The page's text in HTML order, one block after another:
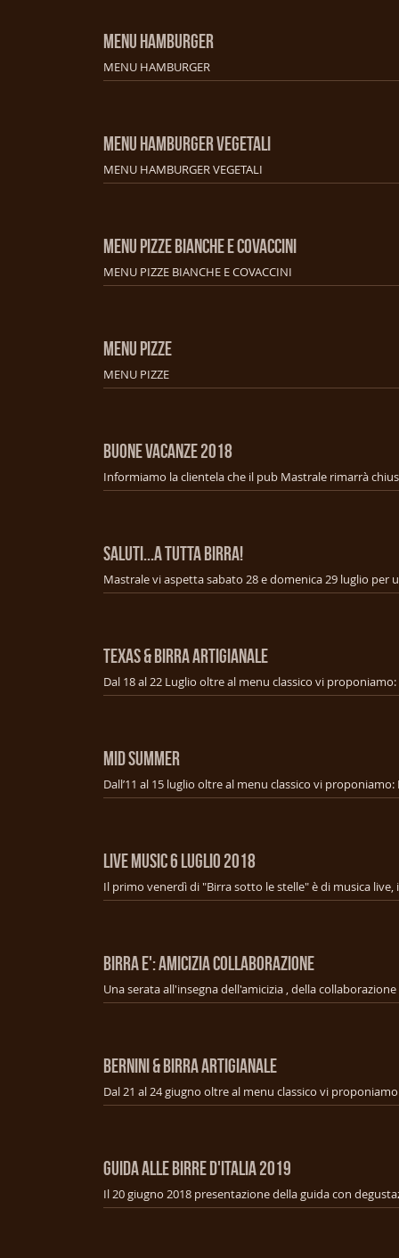
MENU HAMBURGER
MENU HAMBURGER
MENU HAMBURGER VEGETALI
MENU HAMBURGER VEGETALI
MENU PIZZE BIANCHE E COVACCINI
MENU PIZZE BIANCHE E COVACCINI
MENU PIZZE
MENU PIZZE
BUONE VACANZE 2018
SALUTI...A TUTTA BIRRA!
TEXAS & BIRRA ARTIGIANALE
MID SUMMER
LIVE MUSIC 6 Luglio 2018
BIRRA E': AMICIZIA COLLABORAZIONE
BERNINI & BIRRA ARTIGIANALE
GUIDA ALLE BIRRE D'ITALIA 2019
Il 20 giugno 2018 presentazione della guida con